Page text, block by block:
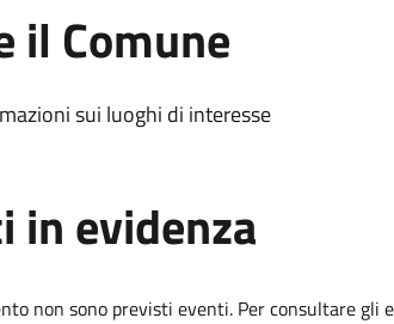
il Comune
sui luoghi di interesse
in evidenza
non sono previsti eventi. Per consultare gli